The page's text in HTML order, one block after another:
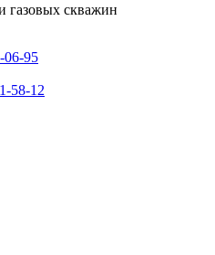
газовых скважин
06-95
58-12